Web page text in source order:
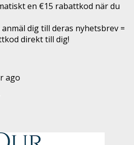
en €15 rabattkod när du
anmäl dig till deras nyhetsbrev =
direkt till dig!
ago